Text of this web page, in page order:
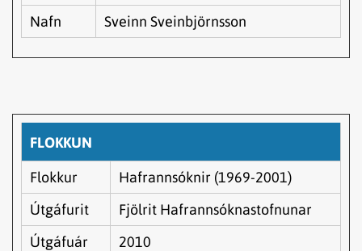
Nafn
Sveinn Sveinbjörnsson
FLOKKUN
Flokkur
Hafrannsóknir (1969-2001)
Útgáfurit
Fjölrit Hafrannsóknastofnunar
Útgáfuár
2010